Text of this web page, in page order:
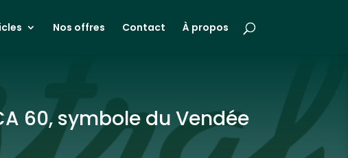
Nos offres Contact À propos
60, symbole du Vendée